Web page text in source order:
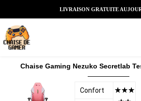
LIVRAISON GRATUITE
Chaise Gaming Nezuko Secretlab
Confort ☆☆☆